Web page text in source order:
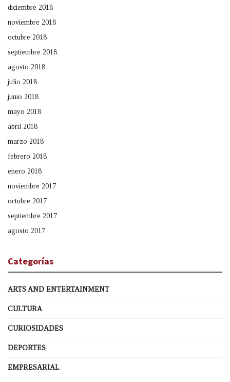
diciembre 2018
noviembre 2018
octubre 2018
septiembre 2018
agosto 2018
julio 2018
junio 2018
mayo 2018
abril 2018
marzo 2018
febrero 2018
enero 2018
noviembre 2017
octubre 2017
septiembre 2017
agosto 2017
Categorías
ARTS AND ENTERTAINMENT
CULTURA
CURIOSIDADES
DEPORTES
EMPRESARIAL